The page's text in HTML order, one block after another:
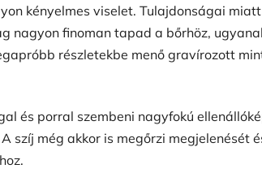
kényelmes viselet. Tulajdonságai
nagyon finoman tapad a bőrhöz,
részletekbe menő gravírozott
és porral szembeni nagyfokú
szíj még akkor is megőrzi